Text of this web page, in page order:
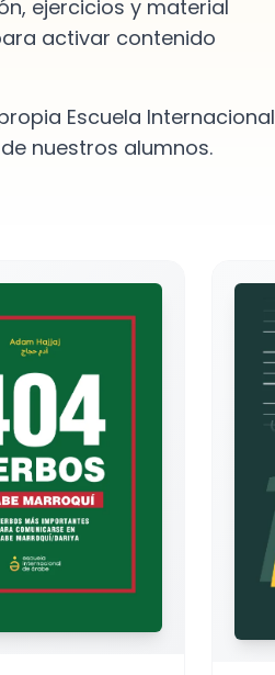
ejercicios y material
activar contenido
Escuela Internacional
nuestros alumnos.